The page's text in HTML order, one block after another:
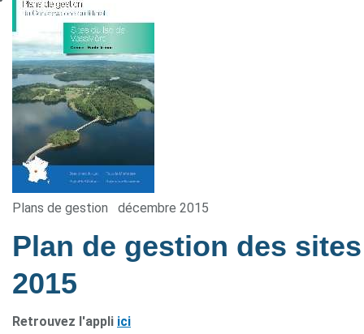
Plans de gestion décembre 2015
Plan de gestion des
2015
Retrouvez l'appli ici